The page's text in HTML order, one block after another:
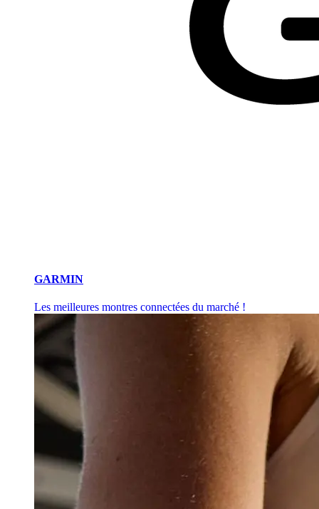
GARMIN
Les meilleures montres connectées du marché !